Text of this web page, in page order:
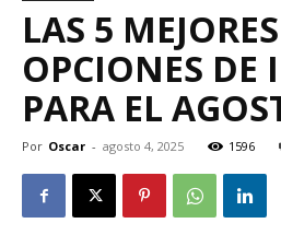
LAS 5 MEJORES
OPCIONES DE
PARA EL
Por Oscar - agosto 4, 2025 1596